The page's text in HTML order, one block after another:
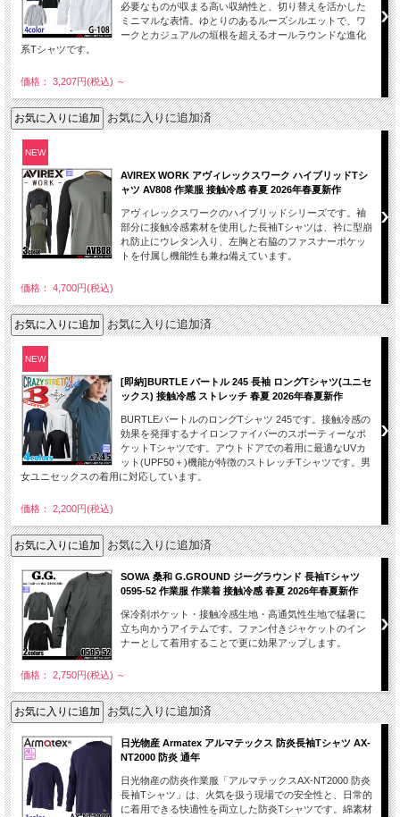
必要なものが収まる高い収納性と、切り替えを活かした
ミニマルな表情。ゆとりのあるルーズシルエットで、ワ
ークとカジュアルの垣根を超えるオールラウンドな進化
系Tシャツです。
価格： 3,207円(税込) ～
お気に入りに追加済
NEW
AVIREX WORK アヴィレックスワーク ハイブリッドTシ
ャツ AV808 作業服 接触冷感 春夏 2026年春夏新作
アヴィレックスワークのハイブリッドシリーズです。袖
部分に接触冷感素材を使用した長袖Tシャツは、衿に型崩
れ防止にウレタン入り、左胸と右脇のファスナーポケッ
トを付属し機能性も兼ね備えています。
価格： 4,700円(税込)
お気に入りに追加済
NEW
[即納]BURTLE バートル 245 長袖 ロングTシャツ(ユニセ
ックス) 接触冷感 ストレッチ 春夏 2026年春夏新作
BURTLEバートルのロングTシャツ 245です。接触冷感の
効果を発揮するナイロンファイバーのスポーティーなポ
ケットTシャツです。アウトドアでの着用に最適なUVカ
ット(UPF50＋)機能が特徴のストレッチTシャツです。男
女ユニセックスの着用に対応しています。
価格： 2,200円(税込)
お気に入りに追加済
SOWA 桑和 G.GROUND ジーグラウンド 長袖Tシャツ
0595-52 作業服 作業着 接触冷感 春夏 2026年春夏新作
保冷剤ポケット・接触冷感生地・高通気性生地で猛暑に
立ち向かうアイテムです。ファン付きジャケットのイン
ナーとして着用することで更に効果アップします。
価格： 2,750円(税込) ～
お気に入りに追加済
日光物産 Armatex アルマテックス 防炎長袖Tシャツ AX-
NT2000 防炎 通年
日光物産の防炎作業服「アルマテックスAX-NT2000 防炎
長袖Tシャツ」は、火気を扱う現場での安全性と、日常的
に着用できる快適性を両立した防炎Tシャツです。綿素材